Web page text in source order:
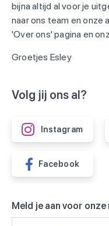
bijna altijd al voor je
naar ons team en onze
'Over ons' pagina en
Groetjes Esley
Volg jij ons al?
Instagram
Facebook
Meld je aan voor